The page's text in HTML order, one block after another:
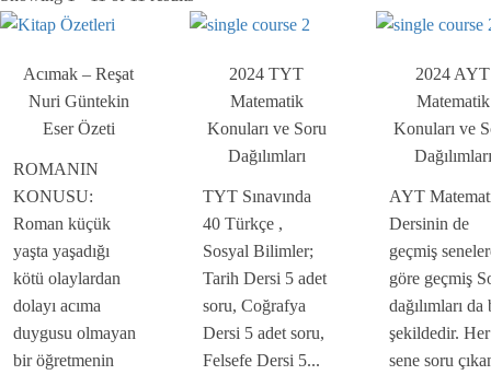
Acımak – Reşat
Nuri Güntekin
Eser Özeti
ROMANIN
KONUSU:
Roman küçük
yaşta yaşadığı
kötü olaylardan
dolayı acıma
duygusu olmayan
bir öğretmenin
2024 TYT
Matematik
Konuları ve Soru
Dağılımları
TYT Sınavında
40 Türkçe ,
Sosyal Bilimler;
Tarih Dersi 5 adet
soru, Coğrafya
Dersi 5 adet soru,
Felsefe Dersi 5...
2024 AYT
Matematik
Konuları ve
Dağılımları
AYT
Dersinin de
geçmiş
göre geçmiş
dağılımları da
şekildedir. Her
sene soru